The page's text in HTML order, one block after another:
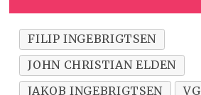
FILIP INGEBRIGTSEN
JOHN CHRISTIAN ELDEN
JAKOB INGEBRIGTSEN
VG